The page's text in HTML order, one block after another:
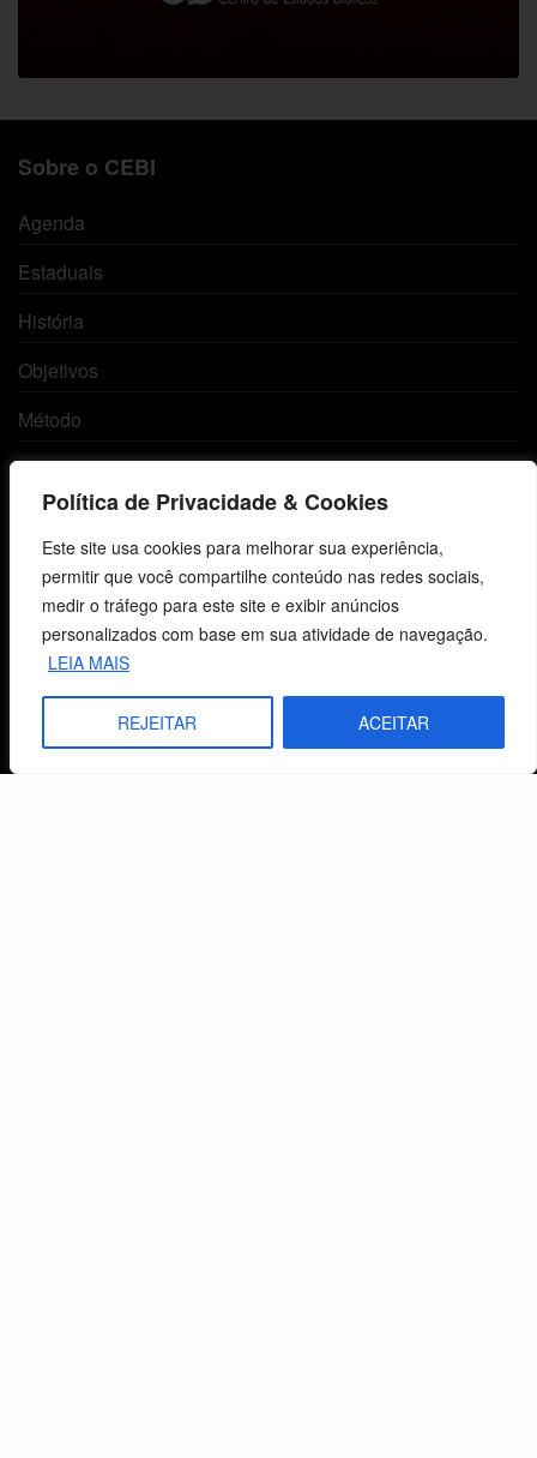
Política de Privacidade & Cookies
Este site usa cookies para melhorar sua experiência,
permitir que você compartilhe conteúdo nas redes sociais,
medir o tráfego para este site e exibir anúncios
personalizados com base em sua atividade de navegação.
LEIA MAIS
REJEITAR ACEITAR
Sobre o CEBI
Agenda
Estaduais
História
Objetivos
Método
Política de Privacidade
Atendimento ao Cliente
Livraria
Minha conta
Carrinho
Lista de Desejos